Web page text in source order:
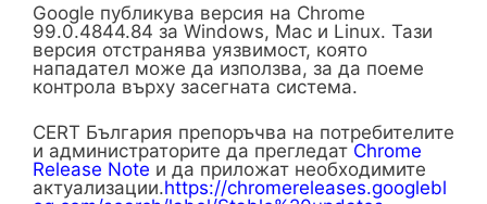
Google публикува версия на Chrome
99.0.4844.84 за Windows, Mac и Linux. Тази
версия отстранява уязвимост, която
нападател може да използва, за да поеме
контрола върху засегната система.
CERT България препоръчва на потребителите
и администраторите да прегледат Chrome
Release Note и да приложат необходимите
актуализации.https://chromereleases.googlebl